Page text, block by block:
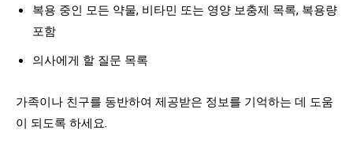
복용 중인 모든 약물, 비타민 또는 영양 보충제 목록, 복용량
포함
의사에게 할 질문 목록
가족이나 친구를 동반하여 제공받은 정보를 기억하는 데 도움
이 되도록 하세요.